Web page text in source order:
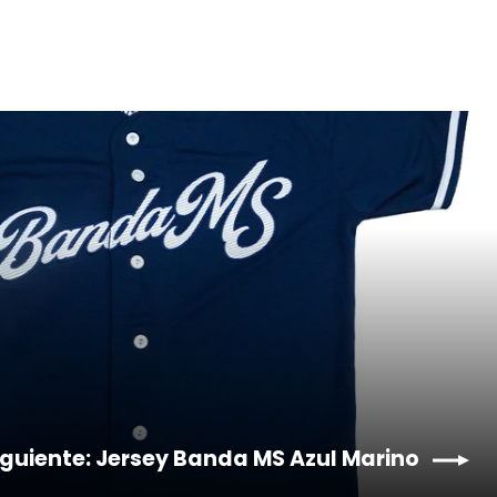
Jersey Banda MS Azul Marino